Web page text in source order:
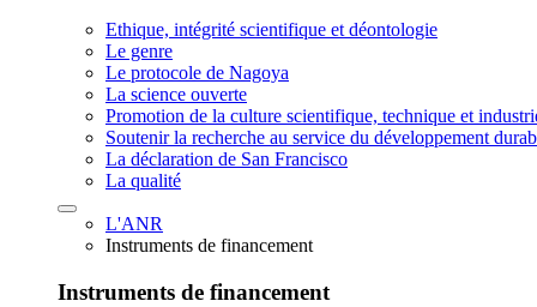
Ethique, intégrité scientifique et déontologie
Le genre
Le protocole de Nagoya
La science ouverte
Promotion de la culture scientifique, technique et
Soutenir la recherche au service du développement
La déclaration de San Francisco
La qualité
L'ANR
Instruments de financement
Instruments de financement